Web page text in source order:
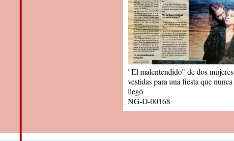
"El malentendido" de dos mujeres
vestidas para una fiesta que nunca
llegó
NG-D-00168